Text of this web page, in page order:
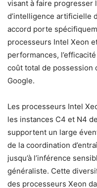
visant à faire progresser
d’intelligence artificielle
accord porte
processeurs Intel Xeon
performances,
coût total de possession
Google.
Les processeurs Intel
les instances C4 et N4
supportent un large
de la coordination
jusqu’à l’inférence
généraliste. Cette
des processeurs Xeon